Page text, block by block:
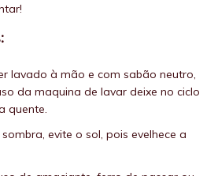
lavado à mão e com sabão neutro,
da maquina de lavar deixe no ciclo
quente.
evite o sol, pois evelhece a